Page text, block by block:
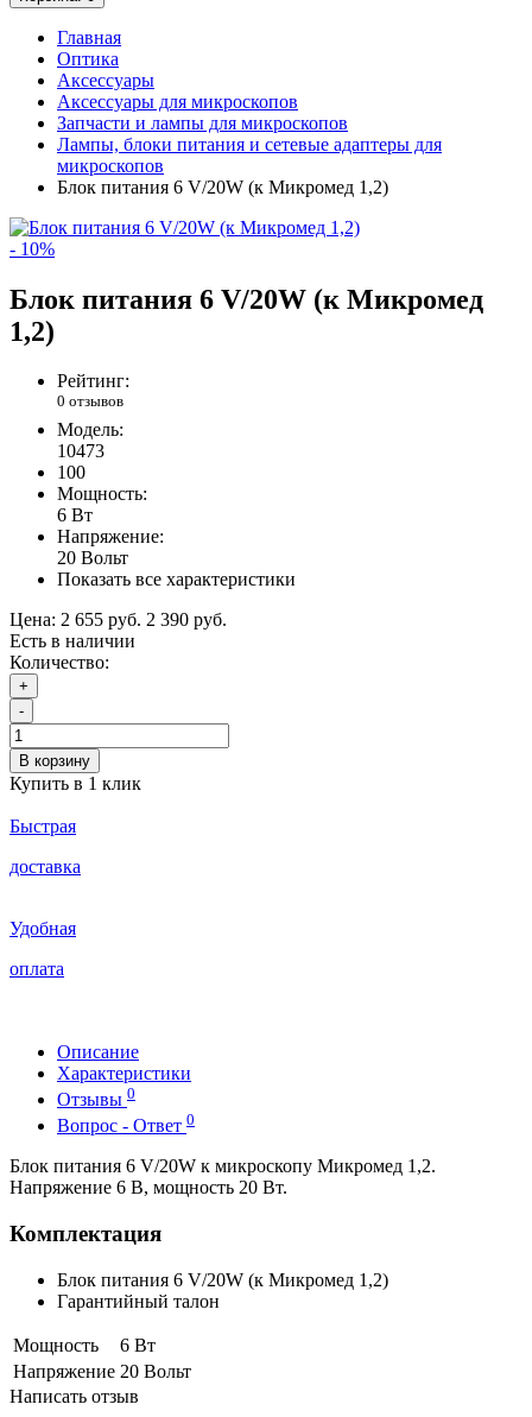
Главная
Оптика
Аксессуары
Аксессуары для микроскопов
Запчасти и лампы для микроскопов
Лампы, блоки питания и сетевые адаптеры для
микроскопов
Блок питания 6 V/20W (к Микромед 1,2)
- 10%
Блок питания 6 V/20W (к Микромед
1,2)
Рейтинг:
0 отзывов
Модель:
10473
100
Мощность:
6 Вт
Напряжение:
20 Вольт
Показать все характеристики
Цена: 2 655 руб. 2 390 руб.
Есть в наличии
Количество:
+
-
В корзину
Купить в 1 клик
Быстрая
доставка
Удобная
оплата
Описание
Характеристики
Отзывы 0
Вопрос - Ответ 0
Блок питания 6 V/20W к микроскопу Микромед 1,2.
Напряжение 6 В, мощность 20 Вт.
Комплектация
Блок питания 6 V/20W (к Микромед 1,2)
Гарантийный талон
Мощность
6 Вт
Напряжение 20 Вольт
Написать отзыв